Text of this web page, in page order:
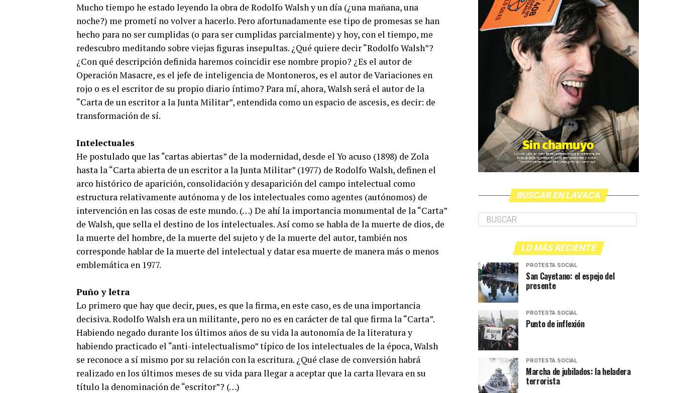
Mucho tiempo he estado leyendo la obra de Rodolfo Walsh y un día (¿una mañana, una
noche?) me prometí no volver a hacerlo. Pero afortunadamente ese tipo de promesas se han
hecho para no ser cumplidas (o para ser cumplidas parcialmente) y hoy, con el tiempo, me
redescubro meditando sobre viejas figuras insepultas. ¿Qué quiere decir “Rodolfo Walsh”?
¿Con qué descripción definida haremos coincidir ese nombre propio? ¿Es el autor de
Operación Masacre, es el jefe de inteligencia de Montoneros, es el autor de Variaciones en
rojo o es el escritor de su propio diario íntimo? Para mí, ahora, Walsh será el autor de la
“Carta de un escritor a la Junta Militar”, entendida como un espacio de ascesis, es decir: de
transformación de sí.
Intelectuales
He postulado que las “cartas abiertas” de la modernidad, desde el Yo acuso (1898) de Zola
hasta la “Carta abierta de un escritor a la Junta Militar” (1977) de Rodolfo Walsh, definen el
arco histórico de aparición, consolidación y desaparición del campo intelectual como
estructura relativamente autónoma y de los intelectuales como agentes (autónomos) de
intervención en las cosas de este mundo. (…) De ahí la importancia monumental de la “Carta”
de Walsh, que sella el destino de los intelectuales. Así como se habla de la muerte de dios, de
la muerte del hombre, de la muerte del sujeto y de la muerte del autor, también nos
corresponde hablar de la muerte del intelectual y datar esa muerte de manera más o menos
emblemática en 1977.
Puño y letra
Lo primero que hay que decir, pues, es que la firma, en este caso, es de una importancia
decisiva. Rodolfo Walsh era un militante, pero no es en carácter de tal que firma la “Carta”.
Habiendo negado durante los últimos años de su vida la autonomía de la literatura y
habiendo practicado el “anti-intelectualismo” típico de los intelectuales de la época, Walsh
se reconoce a sí mismo por su relación con la escritura. ¿Qué clase de conversión habrá
realizado en los últimos meses de su vida para llegar a aceptar que la carta llevara en su
título la denominación de “escritor”? (…)
BUSCAR EN LAVACA
LO MÁS RECIENTE
PROTESTA SOCIAL
San Cayetano: el espejo del
presente
PROTESTA SOCIAL
Punto de inflexión
PROTESTA SOCIAL
Marcha de jubilados: la heladera
terrorista